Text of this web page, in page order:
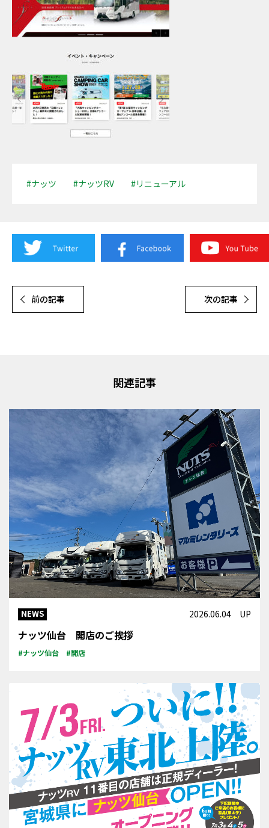
#ナッツ #ナッツRV #リニューアル
前の記事 次の記事
関連記事
NEWS 2026.06.04 UP
ナッツ仙台 開店のご挨拶
#ナッツ仙台 #開店